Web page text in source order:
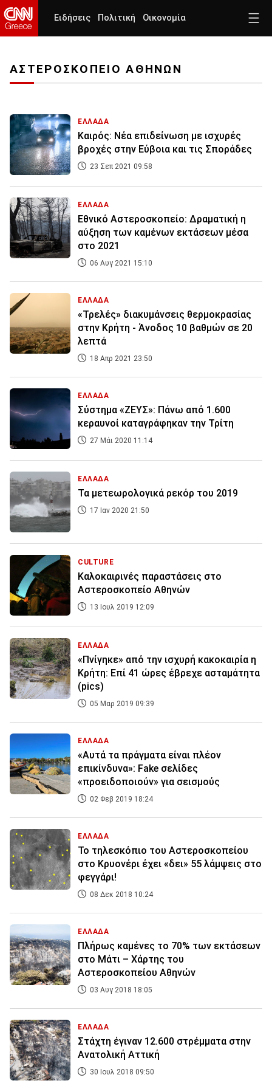
Ειδήσεις Πολιτική Οικονομία
ΑΣΤΕΡΟΣΚΟΠΕΙΟ ΑΘΗΝΩΝ
ΕΛΛΑΔΑ
Καιρός: Νέα επιδείνωση με ισχυρές
βροχές στην Εύβοια και τις Σποράδες
23 Σεπ 2021 09:58
ΕΛΛΑΔΑ
Εθνικό Αστεροσκοπείο: Δραματική η
αύξηση των καμένων εκτάσεων μέσα
στο 2021
06 Αυγ 2021 15:10
ΕΛΛΑΔΑ
«Τρελές» διακυμάνσεις θερμοκρασίας
στην Κρήτη - Άνοδος 10 βαθμών σε 20
λεπτά
18 Απρ 2021 23:50
ΕΛΛΑΔΑ
Σύστημα «ΖΕΥΣ»: Πάνω από 1.600
κεραυνοί καταγράφηκαν την Τρίτη
27 Μάι 2020 11:14
ΕΛΛΑΔΑ
Τα μετεωρολογικά ρεκόρ του 2019
17 Ιαν 2020 21:50
CULTURE
Καλοκαιρινές παραστάσεις στο
Αστεροσκοπείο Αθηνών
13 Ιουλ 2019 12:09
ΕΛΛΑΔΑ
«Πνίγηκε» από την ισχυρή κακοκαιρία η
Κρήτη: Επί 41 ώρες έβρεχε ασταμάτητα
(pics)
05 Μαρ 2019 09:39
ΕΛΛΑΔΑ
«Αυτά τα πράγματα είναι πλέον
επικίνδυνα»: Fake σελίδες
«προειδοποιούν» για σεισμούς
02 Φεβ 2019 18:24
ΕΛΛΑΔΑ
Το τηλεσκόπιο του Αστεροσκοπείου
στο Κρυονέρι έχει «δει» 55 λάμψεις στο
φεγγάρι!
08 Δεκ 2018 10:24
ΕΛΛΑΔΑ
Πλήρως καμένες το 70% των εκτάσεων
στο Μάτι – Χάρτης του
Αστεροσκοπείου Αθηνών
03 Αυγ 2018 18:05
ΕΛΛΑΔΑ
Στάχτη έγιναν 12.600 στρέμματα στην
Ανατολική Αττική
30 Ιουλ 2018 09:50